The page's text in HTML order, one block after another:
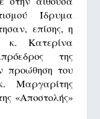
Ίδρυμα
επίσης, η
κ. Κατερίνα
της
προώθηση του
Μαργαρίτης
«Αποστολής»